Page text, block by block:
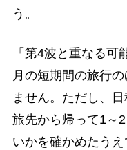
う。
「第4波と重なる
月の短期間の旅行
ません。ただし、
旅先から帰って1～
いかを確かめたう